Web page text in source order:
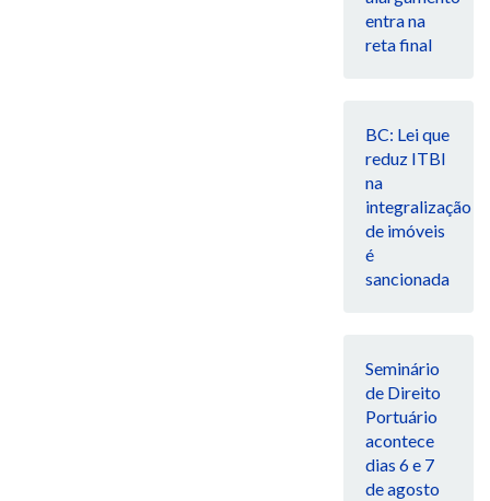
entra na
reta final
BC: Lei que
reduz ITBI
na
integralização
de imóveis
é
sancionada
Seminário
de Direito
Portuário
acontece
dias 6 e 7
de agosto